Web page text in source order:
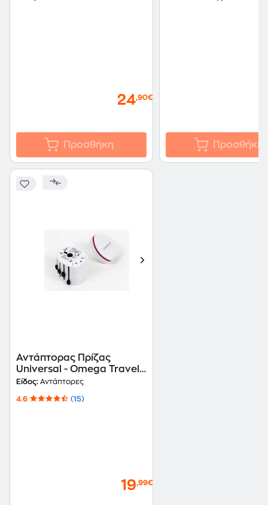
24,90€
Προσθήκη Προσθήκη
Αντάπτορας Πρίζας
Universal - Omega Travel
Adaptor 4 in 1 OTRA2
Είδος: Αντάπτορες
4.6 (15)
19,99€